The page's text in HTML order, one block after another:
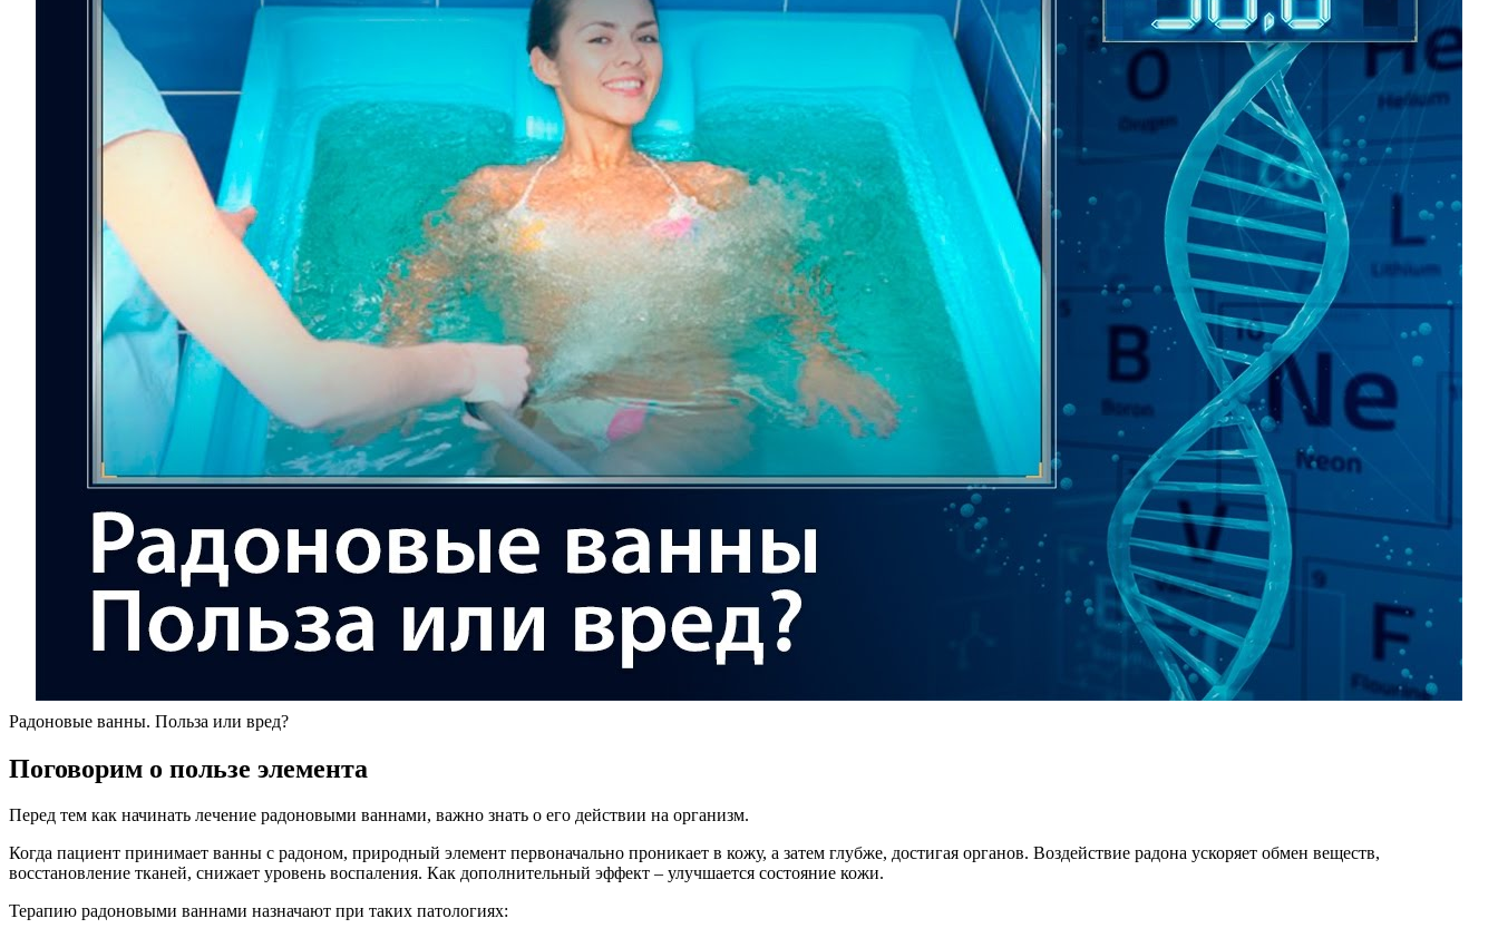
Радоновые ванны. Польза или вред?
Поговорим о пользе элемента
Перед тем как начинать лечение радоновыми ваннами, важно знать о его действии на организм.
Когда пациент принимает ванны с радоном, природный элемент первоначально проникает в кожу, а затем глубже, достигая органов. Воздействие радона ускоряет обмен веществ,
восстановление тканей, снижает уровень воспаления. Как дополнительный эффект – улучшается состояние кожи.
Терапию радоновыми ваннами назначают при таких патологиях: